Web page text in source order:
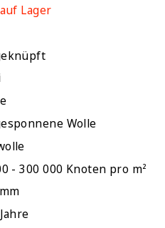
Lager
Wolle
- 300 000 Knoten pro m²